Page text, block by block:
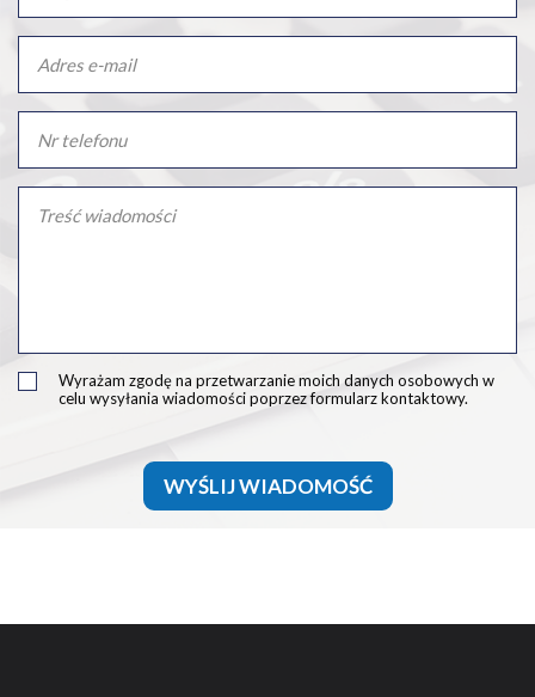
Wyrażam zgodę na przetwarzanie moich danych osobowych w
celu wysyłania wiadomości poprzez formularz kontaktowy.
WYŚLIJ WIADOMOŚĆ